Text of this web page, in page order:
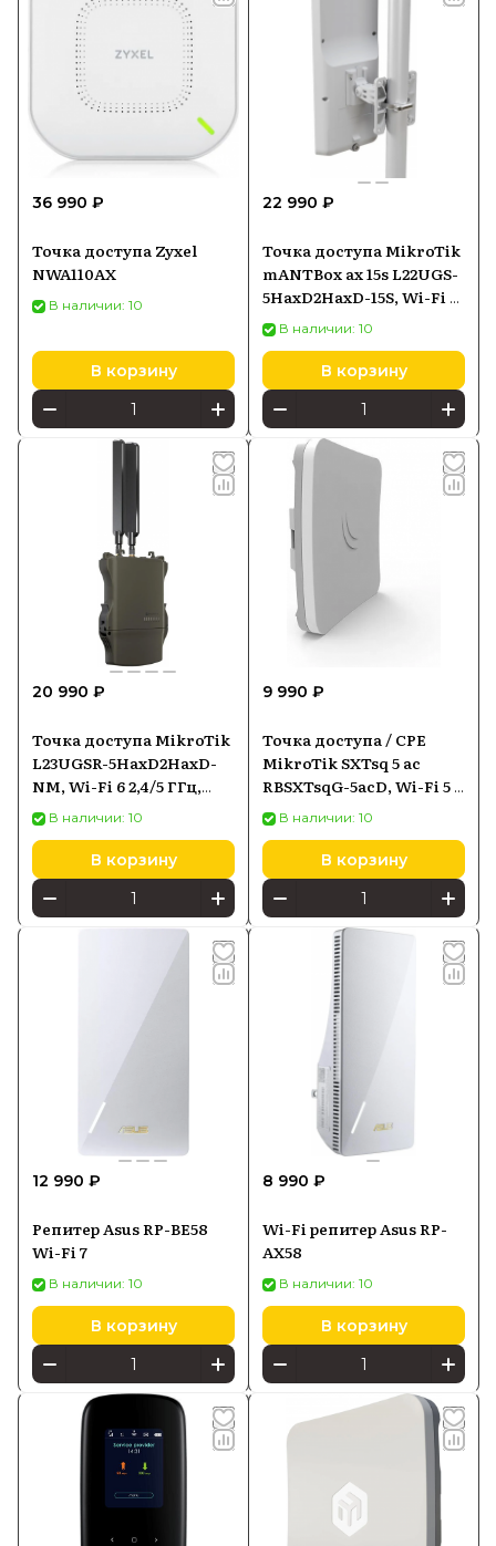
36 990 ₽
Точка доступа Zyxel
NWA110AX
В наличии: 10
В корзину
22 990 ₽
Точка доступа MikroTik
mANTBox ax 15s L22UGS-
5HaxD2HaxD-15S, Wi-Fi 6
2,4/5 ГГц, секторная
антенна, PoE-in
В наличии: 10
В корзину
20 990 ₽
Точка доступа MikroTik
L23UGSR-5HaxD2HaxD-
NM, Wi-Fi 6 2,4/5 ГГц,
PoE-in
В наличии: 10
В корзину
9 990 ₽
Точка доступа / CPE
MikroTik SXTsq 5 ac
RBSXTsqG-5acD, Wi-Fi 5 5
ГГц, 1×Gigabit Ethernet,
PoE-in
В наличии: 10
В корзину
12 990 ₽
Репитер Asus RP-BE58
Wi-Fi 7
В наличии: 10
В корзину
8 990 ₽
Wi-Fi репитер Asus RP-
AX58
В наличии: 10
В корзину